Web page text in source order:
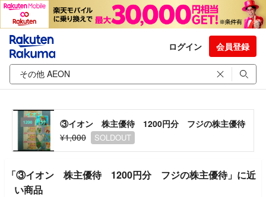
ログイン 会員登録
③イオン 株主優待 1200円分 フジの株主優待
¥1,000
SOLDOUT
「③イオン 株主優待 1200円分 フジの株主優待」に近
い商品